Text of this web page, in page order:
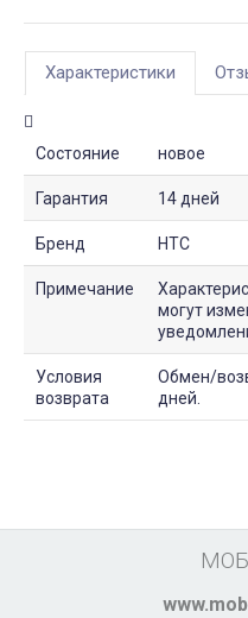
Характеристики
Состояние новое
Гарантия 14 дней
Бренд HTC
Примечание
могут
Условия
возврата
Обмен/
дней.